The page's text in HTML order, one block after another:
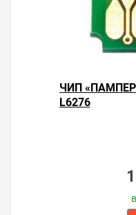
ЧИП
L6276